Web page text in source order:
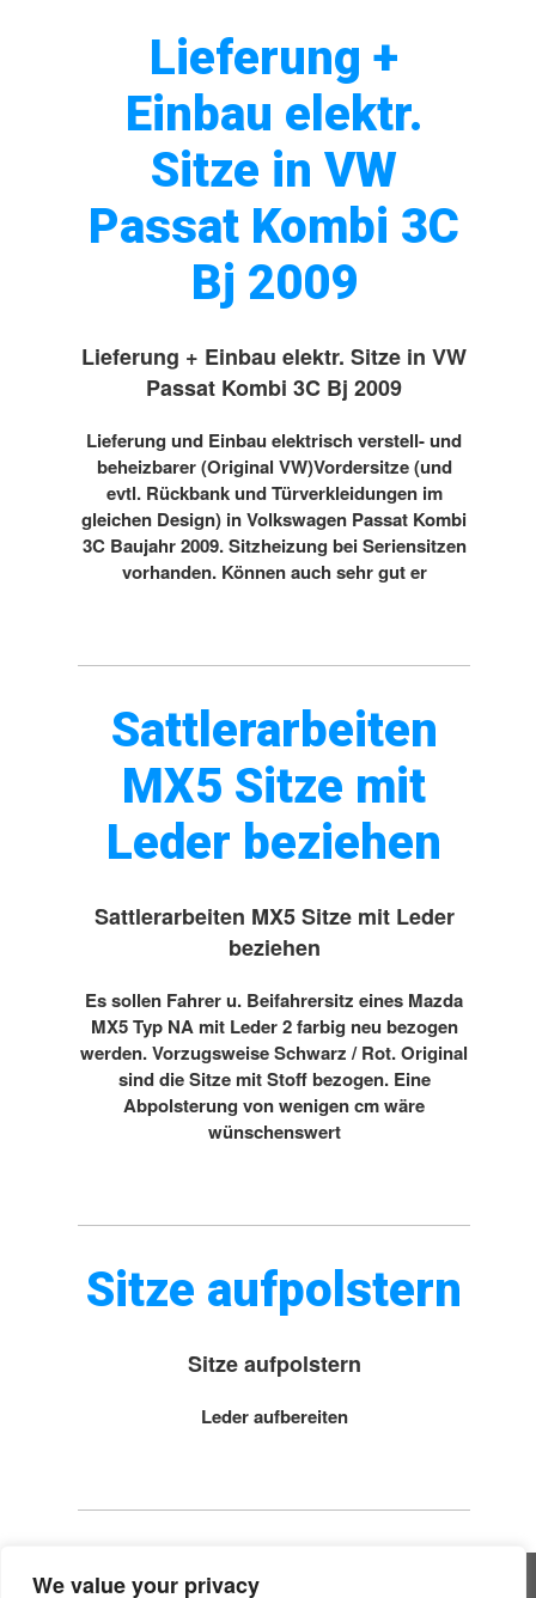
We value your privacy
Lieferung +
Einbau elektr.
Sitze in VW
Passat Kombi 3C
Bj 2009
Lieferung + Einbau elektr. Sitze in VW
Passat Kombi 3C Bj 2009
Lieferung und Einbau elektrisch verstell- und
beheizbarer (Original VW)Vordersitze (und
evtl. Rückbank und Türverkleidungen im
gleichen Design) in Volkswagen Passat Kombi
3C Baujahr 2009. Sitzheizung bei Seriensitzen
vorhanden. Können auch sehr gut er
Sattlerarbeiten
MX5 Sitze mit
Leder beziehen
Sattlerarbeiten MX5 Sitze mit Leder
beziehen
Es sollen Fahrer u. Beifahrersitz eines Mazda
MX5 Typ NA mit Leder 2 farbig neu bezogen
werden. Vorzugsweise Schwarz / Rot. Original
sind die Sitze mit Stoff bezogen. Eine
Abpolsterung von wenigen cm wäre
wünschenswert
Sitze aufpolstern
Sitze aufpolstern
Leder aufbereiten
All rights reserved © Handwerker Blog